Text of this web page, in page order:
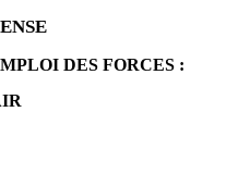
DES FORCES :